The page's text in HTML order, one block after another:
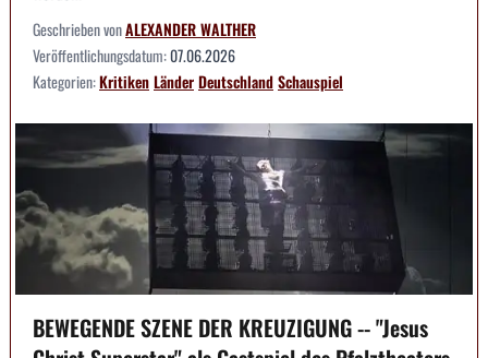
Geschrieben vonALEXANDER WALTHER
Veröffentlichungsdatum:07.06.2026
Kategorien:KritikenLänderDeutschlandSchauspiel
BEWEGENDE SZENE DER KREUZIGUNG -- "Jesus